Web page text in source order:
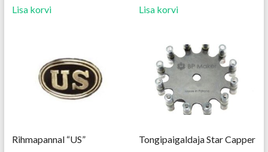
Lisa korvi Lisa korvi
Rihmapannal “US”
Tongipaigaldaja Star Capper